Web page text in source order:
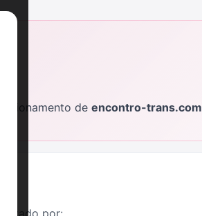
deencontro-trans.com